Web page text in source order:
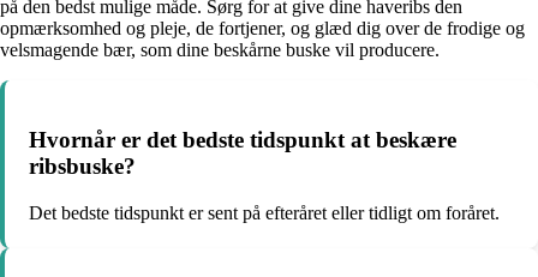
på den bedst mulige måde. Sørg for at give dine haveribs den
opmærksomhed og pleje, de fortjener, og glæd dig over de frodige og
velsmagende bær, som dine beskårne buske vil producere.
Hvornår er det bedste tidspunkt at beskære
ribsbuske?
Det bedste tidspunkt er sent på efteråret eller tidligt om foråret.